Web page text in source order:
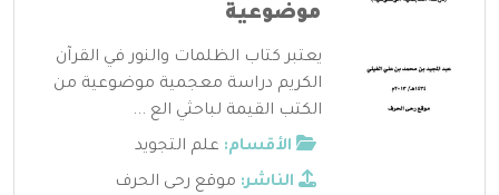
موضوعية
يعتبر كتاب الظلمات والنور في القرآن
الكريم دراسة معجمية موضوعية من
الكتب القيمة لباحثي الع ...
الأقسام: علم التجويد
الناشر: موقع رحى الحرف